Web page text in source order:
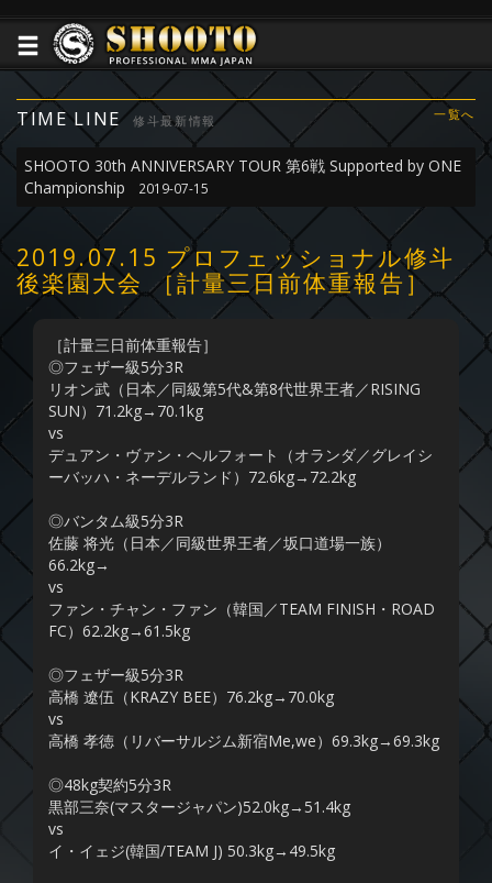
TIME LINE 修斗最新情報 一覧へ
SHOOTO 30th ANNIVERSARY TOUR 第6戦 Supported by ONE
Championship
2019-07-15
2019.07.15 プロフェッショナル修斗
後楽園大会 ［計量三日前体重報告］
［計量三日前体重報告］
◎フェザー級5分3R
リオン武（日本／同級第5代&第8代世界王者／RISING
SUN）71.2kg→70.1kg
vs
デュアン・ヴァン・ヘルフォート（オランダ／グレイシ
ーバッハ・ネーデルランド）72.6kg→72.2kg
◎バンタム級5分3R
佐藤 将光（日本／同級世界王者／坂口道場一族）
66.2kg→
vs
ファン・チャン・ファン（韓国／TEAM FINISH・ROAD
FC）62.2kg→61.5kg
◎フェザー級5分3R
高橋 遼伍（KRAZY BEE）76.2kg→70.0kg
vs
高橋 孝徳（リバーサルジム新宿Me,we）69.3kg→69.3kg
◎48kg契約5分3R
黒部三奈(マスタージャパン)52.0kg→51.4kg
vs
イ・イェジ(韓国/TEAM J) 50.3kg→49.5kg